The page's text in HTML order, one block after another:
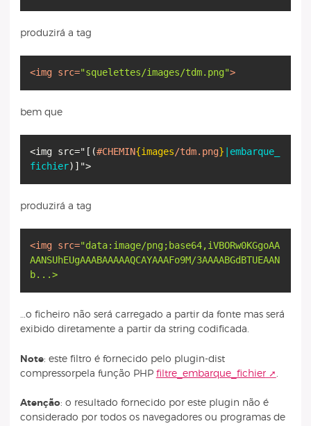
produzirá a tag
<img src="squelettes/images/tdm.png">
bem que
<img src=" [ (#CHEMIN{images/tdm.png} |embarque_
fichier) ]
produzirá a tag
<img src="data:image/png;base64,iVBORw0KGgoAA
AANSUhEUgAAABAAAAAQCAYAAAFo9M/3AAAABGdBTUEAAN
…o ficheiro não será carregado a partir da fonte mas será
exibido diretamente a partir da string codificada.
Note: este filtro é fornecido pelo plugin-dist
compressorpela função PHP filtre_embarque_fichier
Atenção: o resultado fornecido por este plugin não é
considerado por todos os navegadores ou programas de